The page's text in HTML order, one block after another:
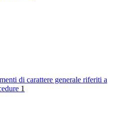
di carattere generale riferiti a
1